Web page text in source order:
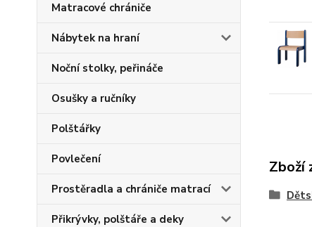
Matracové chrániče
Nábytek na hraní
Noční stolky, peřináče
Osušky a ručníky
Polštářky
Povlečení
Prostěradla a chrániče matrací
Přikrývky, polštáře a deky
Zboží